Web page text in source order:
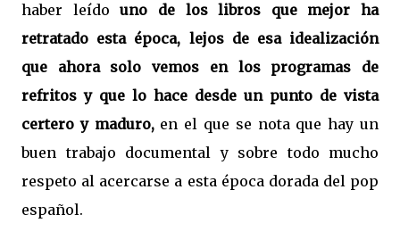
haber leídouno de los libros que mejor ha
retratado esta época, lejos de esa idealización
que ahora solo vemos en los programas de
refritos y que lo hace desde un punto de vista
certero y maduro,en el que se nota que hay un
buen trabajo documental y sobre todo mucho
respeto al acercarse a esta época dorada del pop
español.